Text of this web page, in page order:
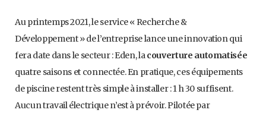
Au printemps 2021, le service « Recherche &
Développement » de l’entreprise lance une innovation qui
fera date dans le secteur : Eden, lacouverture automatisée
quatre saisons et connectée. En pratique, ces équipements
de piscine restent très simple à installer : 1 h 30 suffisent.
Aucun travail électrique n’est à prévoir. Pilotée par